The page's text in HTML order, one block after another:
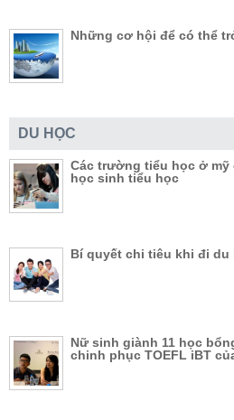
Những cơ hội để có thể
DU HỌC
Các trường tiểu học ở mỹ
học sinh tiểu học
Bí quyết chi tiêu khi đi du
Nữ sinh giành 11 học
chinh phục TOEFL iBT